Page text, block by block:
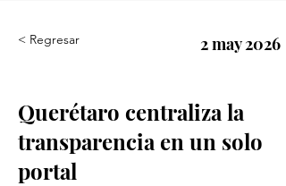
< Regresar 2 may 2026
Querétaro centraliza la
transparencia en un solo
portal